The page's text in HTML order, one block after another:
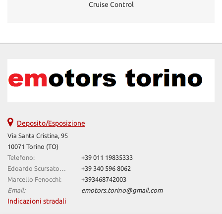
Cruise Control
Deposito/Esposizione
Via Santa Cristina, 95
10071 Torino (TO)
Telefono:
+39 011 19835333
Edoardo Scursatone:
+39 340 596 8062
Marcello Fenocchi:
+393468742003
Email:
emotors.torino@gmail.com
Indicazioni stradali